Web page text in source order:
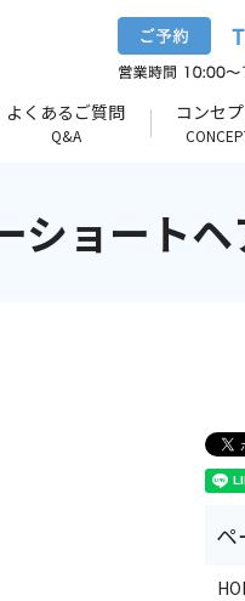
よくあるご質問
Q&A
コンセ
ショートヘ